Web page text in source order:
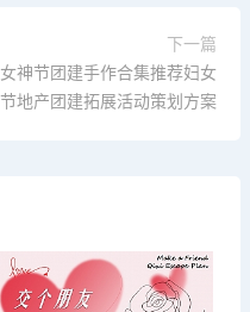
下一篇
女神节团建手作合集推荐妇女
节地产团建拓展活动策划方案